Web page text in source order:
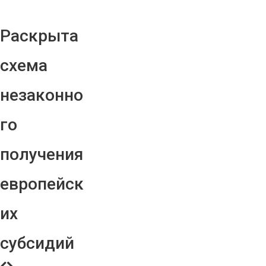
Раскрыта
схема
незаконно
го
получения
европейск
их
субсидий